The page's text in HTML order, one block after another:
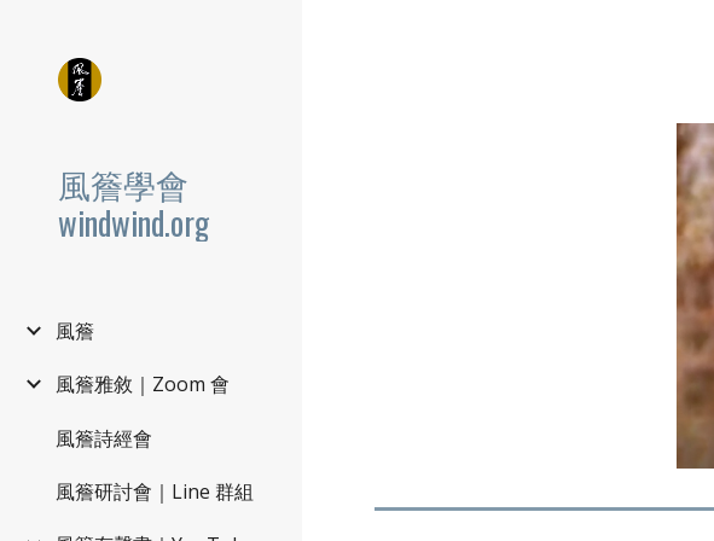
風簷學會
windwind.org
風簷
風簷雅敘｜Zoom 會
風簷詩經會
風簷研討會｜Line 群組